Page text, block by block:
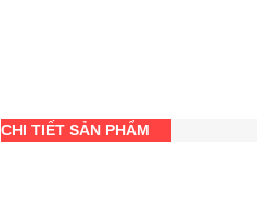
CHI TIẾT SẢN PHẨM